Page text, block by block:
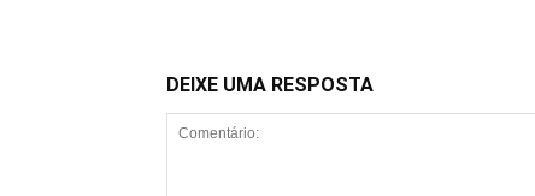
DEIXE UMA RESPOSTA